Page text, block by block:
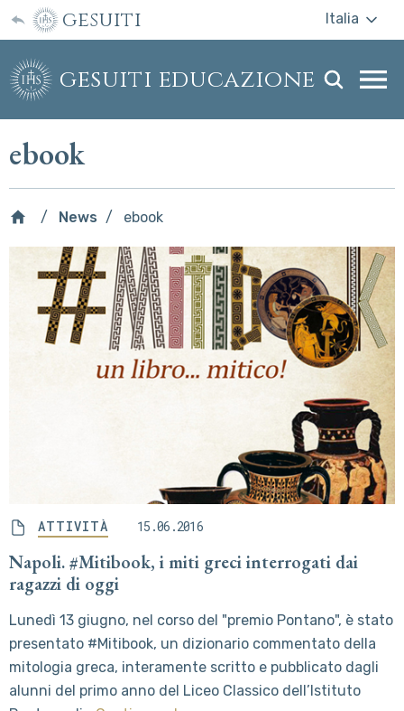
gesuiti Italia
gesuiti educazione
ebook
News ebook
ATTIVITÀ 15.06.2016
Napoli. #Mitibook, i miti greci interrogati dai
ragazzi di oggi
Lunedì 13 giugno, nel corso del "premio Pontano", è stato
presentato #Mitibook, un dizionario commentato della
mitologia greca, interamente scritto e pubblicato dagli
alunni del primo anno del Liceo Classico dell’Istituto